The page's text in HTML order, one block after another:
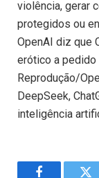
violência, gerar
protegidos ou
OpenAI diz que
erótico a
Reprodução/
DeepSeek,
inteligência